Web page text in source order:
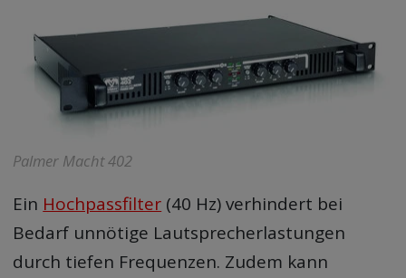
Palmer Macht 402
Ein Hochpassfilter (40 Hz) verhindert bei
Bedarf unnötige Lautsprecherlastungen
durch tiefen Frequenzen. Zudem kann